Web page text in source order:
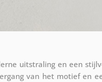
uitstraling en een
van het motief en